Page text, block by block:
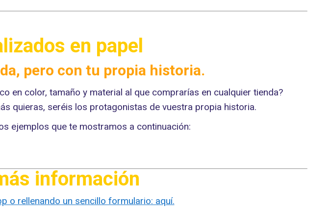
en papel
pero con tu propia historia.
en color, tamaño y material al que comprarías en cualquier tienda?
quieras, seréis los protagonistas de vuestra propia historia.
ejemplos que te mostramos a continuación:
información
o rellenando un sencillo formulario: aquí.